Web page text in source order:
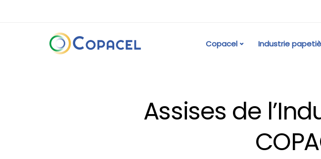
Copacel Industrie
Assises de